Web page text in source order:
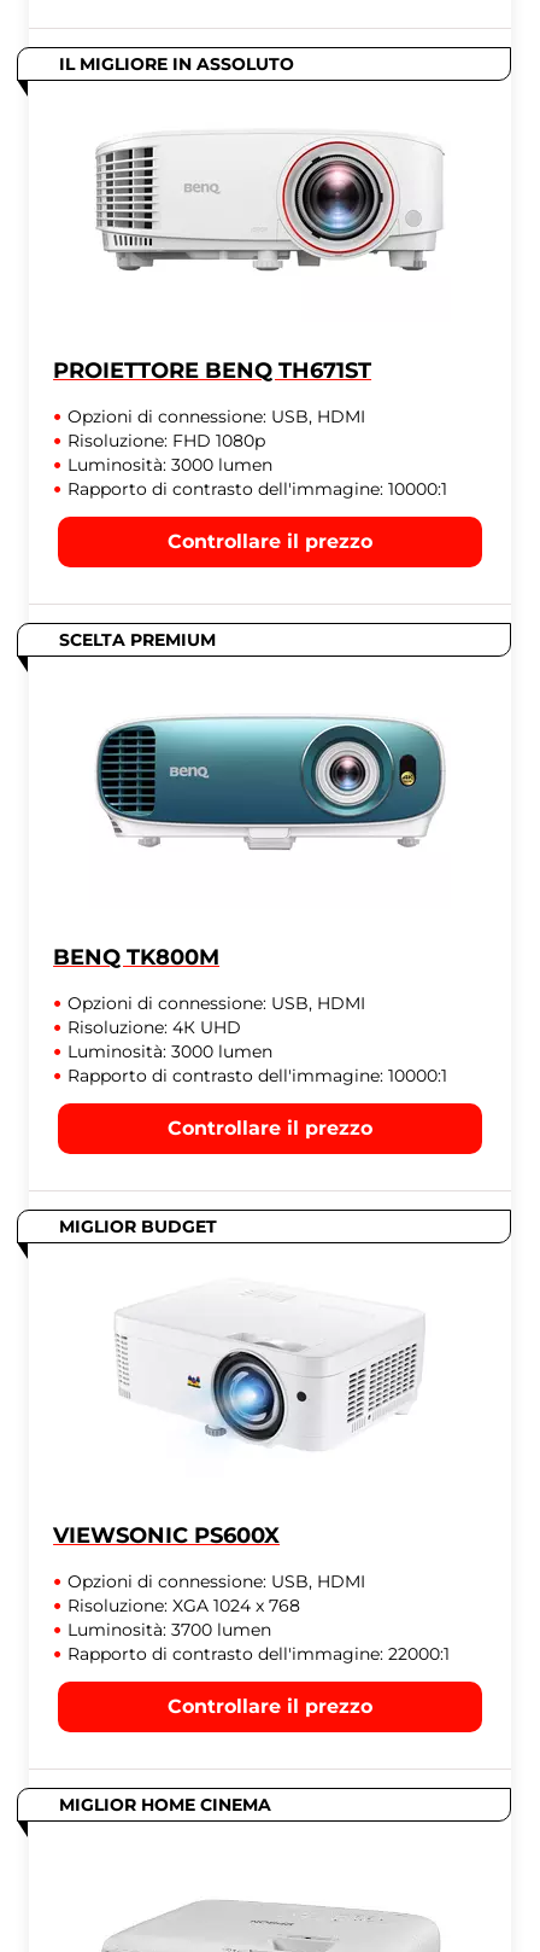
IL MIGLIORE IN ASSOLUTO
PROIETTORE BENQ TH671ST
Opzioni di connessione: USB, HDMI
Risoluzione: FHD 1080p
Luminosità: 3000 lumen
Rapporto di contrasto dell'immagine: 10000:1
Controllare il prezzo
SCELTA PREMIUM
BENQ TK800M
Opzioni di connessione: USB, HDMI
Risoluzione: 4К UHD
Luminosità: 3000 lumen
Rapporto di contrasto dell'immagine: 10000:1
Controllare il prezzo
MIGLIOR BUDGET
VIEWSONIC PS600X
Opzioni di connessione: USB, HDMI
Risoluzione: XGA 1024 x 768
Luminosità: 3700 lumen
Rapporto di contrasto dell'immagine: 22000:1
Controllare il prezzo
MIGLIOR HOME CINEMA